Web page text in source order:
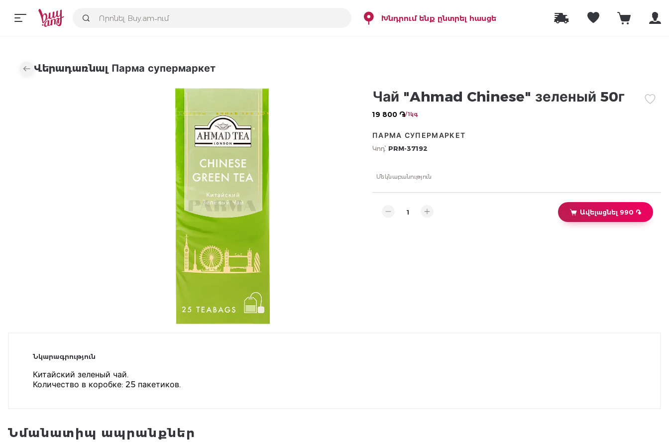
Խնդրում ենք ընտրել հասցե
Վերադառնալ Парма супермаркет
Чай "Ahmad Chinese" зеленый 50г
19 800 ֏/ 1կգ
ПАРМА СУПЕРМАРКЕТ
Կոդ՝ PRM-37192
Մեկնաբանություն
Ավելացնել 990 ֏
Նկարագրություն
Китайский зеленый чай.
Количество в коробке: 25 пакетиков.
Նմանատիպ ապրանքներ